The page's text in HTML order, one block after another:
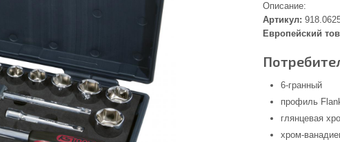
Описание:
Артикул:
Европейский
6-гранный
профиль
глянцевая
хром-